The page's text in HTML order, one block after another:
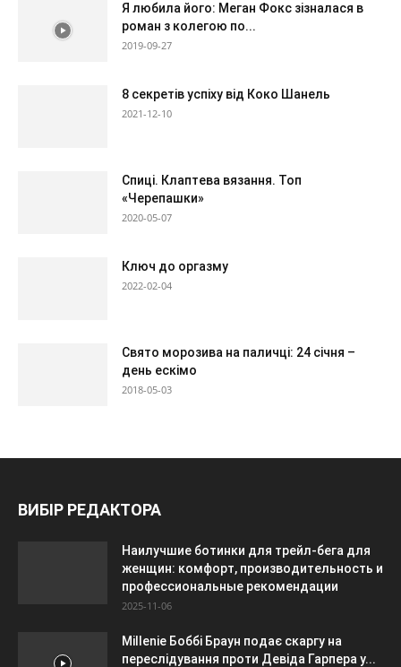
Я любила його: Меган Фокс зізналася в
роман з колегою по...
2019-09-27
8 секретів успіху від Коко Шанель
2021-12-10
Спиці. Клаптева вязання. Топ
«Черепашки»
2020-05-07
Ключ до оргазму
2022-02-04
Свято морозива на паличці: 24 січня –
день ескімо
2018-05-03
ВИБІР РЕДАКТОРА
Наилучшие ботинки для трейл-бега для
женщин: комфорт, производительность и
профессиональные рекомендации
2025-11-06
Millenie Боббі Браун подає скаргу на
переслідування проти Девіда Гарпера у...